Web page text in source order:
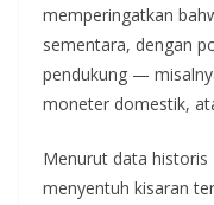
memperingatkan
sementara, dengan
pendukung —
moneter domestik,
Menurut data historis
menyentuh kisaran